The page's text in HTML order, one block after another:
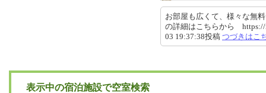
お部屋も広くて、様々な無
の詳細はこちらから
03 19:37:38投稿 つづきはこ
表示中の宿泊施設で空室検索